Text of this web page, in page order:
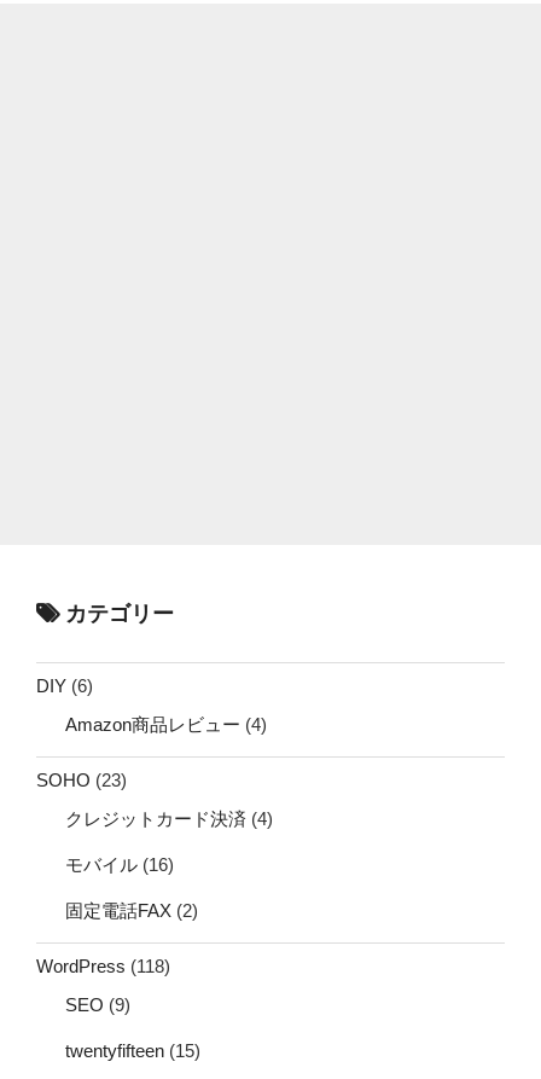
カテゴリー
DIY (6)
Amazon商品レビュー (4)
SOHO (23)
クレジットカード決済 (4)
モバイル (16)
固定電話FAX (2)
WordPress (118)
SEO (9)
twentyfifteen (15)